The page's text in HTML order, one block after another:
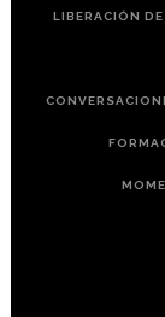
LIBERACIÓN